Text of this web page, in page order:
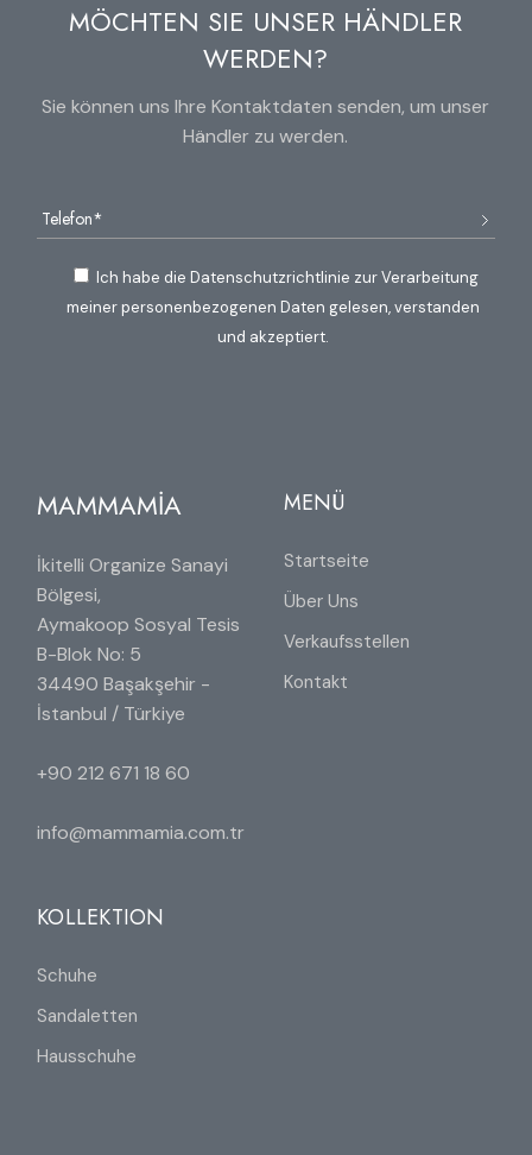
MÖCHTEN SIE UNSER HÄNDLER
WERDEN?
Sie können uns Ihre Kontaktdaten senden, um unser
Händler zu werden.
Ich habe die Datenschutzrichtlinie zur Verarbeitung
meiner personenbezogenen Daten gelesen, verstanden
und akzeptiert.
MAMMAMİA
İkitelli Organize Sanayi
Bölgesi,
Aymakoop Sosyal Tesis
B-Blok No: 5
34490 Başakşehir -
İstanbul / Türkiye
+90 212 671 18 60
info@mammamia.com.tr
MENÜ
Startseite
Über Uns
Verkaufsstellen
Kontakt
KOLLEKTION
Schuhe
Sandaletten
Hausschuhe